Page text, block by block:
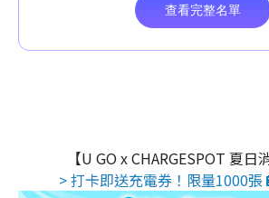
【U GO x CHARGESPOT 夏日
> 打卡即送充電券！限量1000張